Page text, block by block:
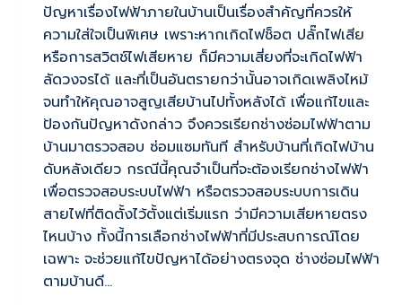
ปัญหาเรื่องไฟฟ้าภายในบ้านเป็นเรื่องสำคัญที่ควรให้
ความใส่ใจเป็นพิเศษ เพราะหากเกิดไฟช็อต ปลั๊กไฟเสีย
หรือการสวิตช์ไฟเสียหาย ก็มีความเสี่ยงที่จะเกิดไฟฟ้า
ลัดวงจรได้ และที่เป็นอันตรายกว่านั้นอาจเกิดเพลิงไหม้
จนทำให้คุณอาจสูญเสียบ้านไปทั้งหลังได้ เพื่อแก้ไขและ
ป้องกันปัญหาดังกล่าว จึงควรเรียกช่างซ่อมไฟฟ้าตาม
บ้านมาตรวจสอบ ซ่อมแซมทันที สำหรับบ้านที่เกิดไฟบ้าน
ดับหลังเดียว กรณีนี้คุณจำเป็นที่จะต้องเรียกช่างไฟฟ้า
เพื่อตรวจสอบระบบไฟฟ้า หรือตรวจสอบระบบการเดิน
สายไฟที่ติดตั้งไว้ตั้งแต่เริ่มแรก ว่ามีความเสียหายตรง
ไหนบ้าง ทั้งนี้การเลือกช่างไฟฟ้าที่มีประสบการณ์โดย
เฉพาะ จะช่วยแก้ไขปัญหาได้อย่างตรงจุด ช่างซ่อมไฟฟ้า
ตามบ้านดี…